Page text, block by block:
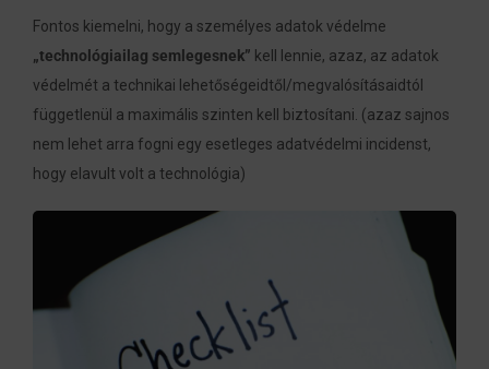
Fontos kiemelni, hogy a személyes adatok védelme
„technológiailag semlegesnek” kell lennie, azaz, az adatok
védelmét a technikai lehetőségeidtől/megvalósításaidtól
függetlenül a maximális szinten kell biztosítani. (azaz sajnos
nem lehet arra fogni egy esetleges adatvédelmi incidenst,
hogy elavult volt a technológia)